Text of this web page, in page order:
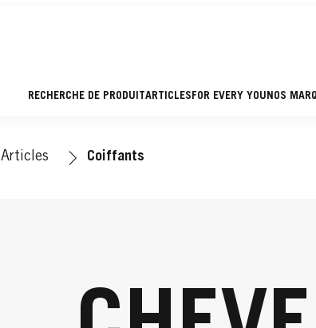
RECHERCHE DE PRODUIT ARTICLESFOR EVERY YOUNOS
Articles Coiffants